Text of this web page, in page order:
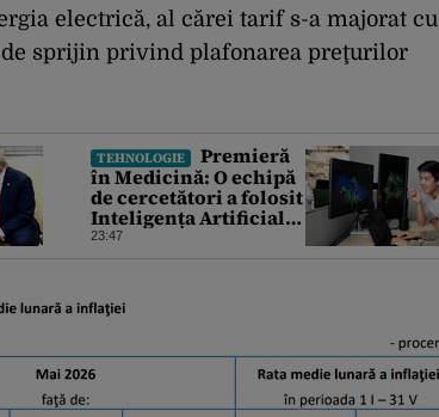
electrică, al cărei tarif s-a majorat cu
de sprijin privind plafonarea preţurilor
TEHNOLOGIE
Premieră
în Medicină: O echipă
de cercetători a folosit
Inteligența Artificială
pentru a crea primele
23:47